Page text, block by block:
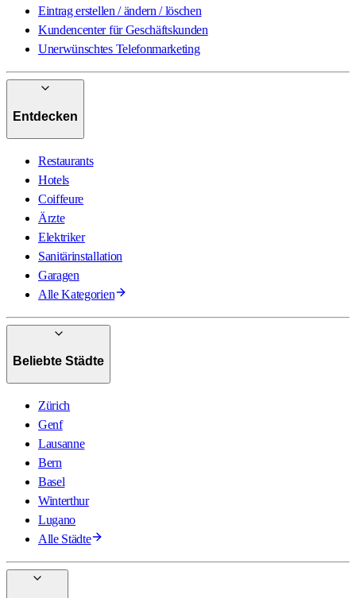
Eintrag erstellen / ändern / löschen
Kundencenter für Geschäftskunden
Unerwünschtes Telefonmarketing
Entdecken
Restaurants
Hotels
Coiffeure
Ärzte
Elektriker
Sanitärinstallation
Garagen
Alle Kategorien
Beliebte Städte
Zürich
Genf
Lausanne
Bern
Basel
Winterthur
Lugano
Alle Städte